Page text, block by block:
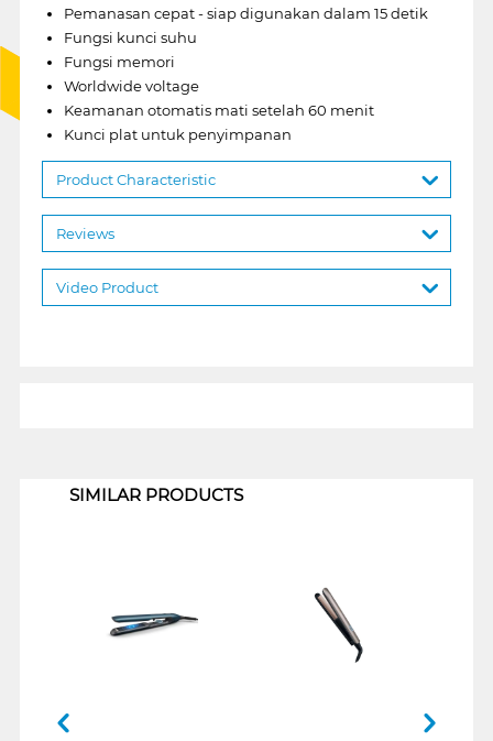
Pemanasan cepat - siap digunakan dalam 15 detik
Fungsi kunci suhu
Fungsi memori
Worldwide voltage
Keamanan otomatis mati setelah 60 menit
Kunci plat untuk penyimpanan
Product Characteristic
Reviews
Video Product
SIMILAR PRODUCTS